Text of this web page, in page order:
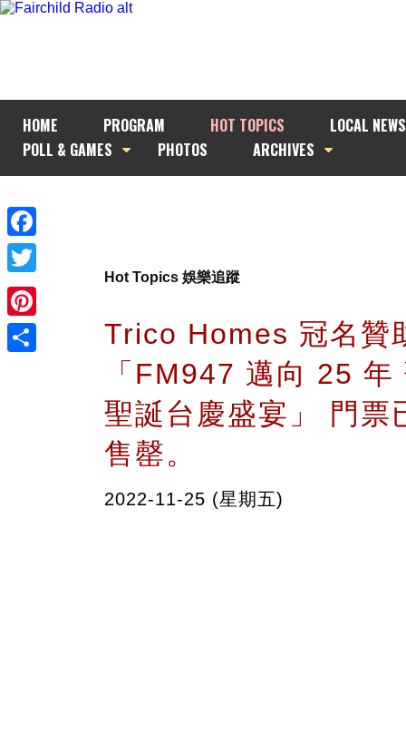
HOME PROGRAM HOT TOPICS
LOCAL NEWS
POLL & GAMES
PHOTOS ARCHIVES
Facebook
Twitter
Pinterest
Hot Topics 娛樂追蹤
Trico Homes 冠名贊
「FM947 邁向 25 年
聖誕台慶盛宴」 門票
售罄。
2022-11-25 (星期五)